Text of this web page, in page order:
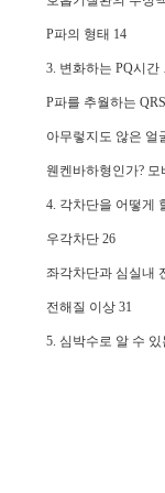
P파의 형태 14
3. 변화하는
P파를 추월하는
아무렇지도 않은 얼
웬켄바하형인가? 모
4. 각차단을 어
우각차단 26
좌각차단과 심실내
전해질 이상 31
5. 심박수로 알